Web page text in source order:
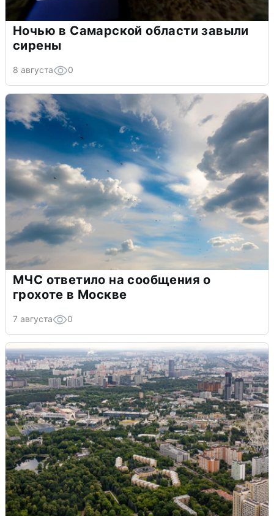
Ночью в Самарской области завыли
сирены
8 августа 0
МЧС ответило на сообщения о
грохоте в Москве
7 августа 0